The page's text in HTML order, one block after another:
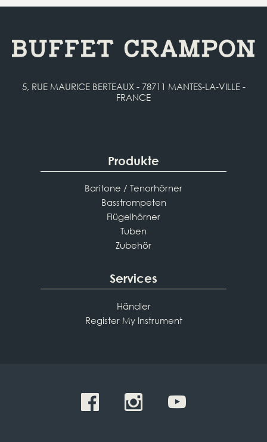
5, RUE MAURICE BERTEAUX - 78711 MANTES-LA-VILLE -
FRANCE
Produkte
Baritone / Tenorhörner
Basstrompeten
Flügelhörner
Tuben
Zubehör
Services
Händler
Register My Instrument